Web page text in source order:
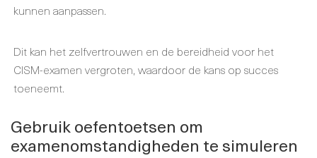
kunnen aanpassen.
Dit kan het zelfvertrouwen en de bereidheid voor het
CISM-examen vergroten, waardoor de kans op succes
toeneemt.
Gebruik oefentoetsen om
examenomstandigheden te simuleren